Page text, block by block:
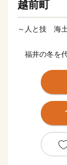
越前町
～人と技 海
福井の冬を
おり、自然と
また、越前
して知られて
しい香りが漂
の「剱神社」